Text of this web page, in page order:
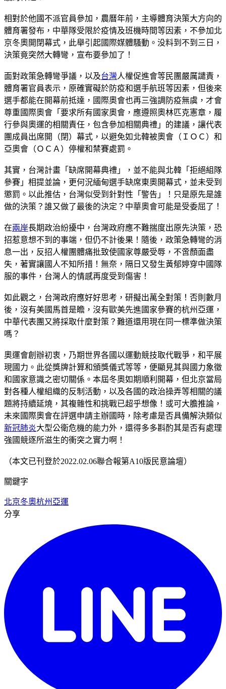
相對於他國不派官員參加，農曆年前，主導體育決策大方向的
體育署發布，中華隊受限於疫情及班機時間等因素，不參加北
京冬奧開閉幕式，此舉引起國際媒體騷動。没料到不到三日，
決策竟突然大轉彎，宣布要參加了！
面對政策急轉彎爭議，以及台灣人權促進會等民團嚴厲譴責，
體育署官員表示，原確實礙於防疫和選手航班等因素，但後來
選手都能在開幕前抵達，國際奧會也再三強調防疫無虞，才會
尊重國際奧會「要求所有國家奧會，應遵照奧林匹克憲章，履
行參與奧運的相關責任，包含參加相關典禮」的建議，讓代表
團成員出席開（閉）幕式，以避免如北韓被奧會（ＩＯＣ）和
亞奧會（ＯＣＡ）停權和禁賽處罰。
其實，台灣計畫「缺席開幕典禮」，並不能與北韓「拒絕組隊
參賽」相提並論，更何況緬甸選手缺席東奧開幕式，並未受到
懲罰。以此推估，台灣似受到針對性「警告」！只是原先是誰
做的決策？誰又做了最後的決定？中華奧會可能是受委屈了！
在兩岸長期政治紛擾中，台灣政府應不難揣度出原先決策，恐
招惹意想不到的事端，但仍不計後果！隨後，政策急轉彎的消
息一出，反招人權團體痛批致使國家尊嚴受辱，不啻顏面盡
失，著實讓國人不知所措！無奈，隔日又發生黃郁婷穿中國隊
服的事件，台灣人的情感再度受到傷害！
如此觀之，台灣政府應好好思考，研擬出萬全對策！否則數月
後，沒有美國馬首是瞻，沒有歐美先進國家參賽的杭州亞運，
中華代表團又將採取什麼對策？難道還用現在同一標準做決策
嗎？
奧運會創辦初衷，乃期世界各國以運動競技取代戰爭，和平展
現國力。此從獎牌計算和頒獎儀式等等，便顯見其與國力象徵
和國家意識之密切關係。本屆冬奧如期順利開幕，但北京當局
對各種人權組織的反制活動，以及各國的政治操弄等相關的議
題將持續延燒，其複雜性和挑戰已超乎想像！或可大膽推論，
未來國際奧會在評選申請主辦國時，除考慮是否具備解決類似
新冠肺炎大型公衛危機的能力外，還得多多斟酌其是否有處理
強國競逐所滋生的衝突之實力啊！
（本文已刊登於2022.02.06聯合報第A10版民意論壇）
關鍵字
北京冬奧杭州亞運
分享